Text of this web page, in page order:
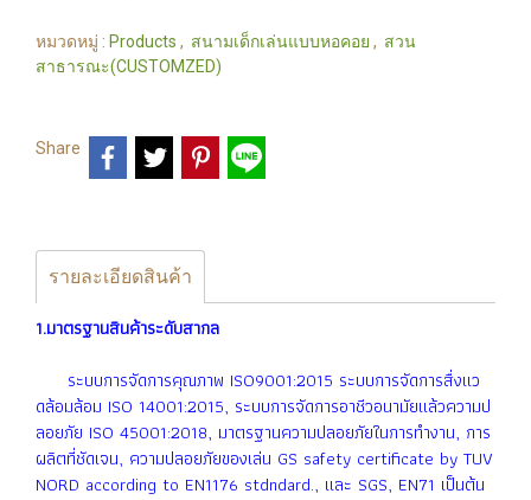
หมวดหมู่ : Products , สนามเด็กเล่นแบบหอคอย , สวน
สาธารณะ(CUSTOMZED)
Share
รายละเอียดสินค้า
1.มาตรฐานสินค้าระดับสากล
ระบบการจัดการคุณภาพ ISO9001:2015 ระบบการจัดการสื่งเเว
ดล้อมล้อม ISO 14001:2015, ระบบการจัดการอาชีวอนามัยเเล้วความป
ลอยภัย ISO 45001:2018, มาตรฐานความปลอยภัยในการทำงาน, การ
ผลิตที่ชัดเจน, ความปลอยภัยของเล่น GS safety certificate by TUV
NORD according to EN1176 stdndard., เเละ SGS, EN71 เป็นต้น